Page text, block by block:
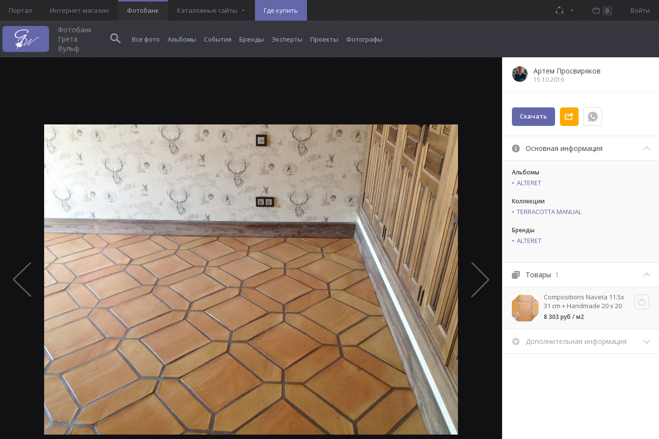
Портал Интернет-магазин Фотобанк Каталожные сайты Где купить Войти
0
Фотобанк
Грета
Вульф
Все фото Альбомы События Бренды Эксперты Проекты Фотографы
Артем Просвиряков
15.10.2019
Скачать
Основная информация
Альбомы
ALTERET
Коллекции
TERRACOTTA MANUAL
Бренды
ALTERET
Товары 1
Compositions Naveta 11.5x
31 cm + Handmade 20 x 20
8 303 руб / м2
Дополнительная информация